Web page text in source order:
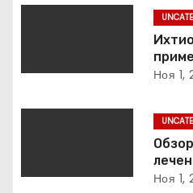
п
и
я
Ноя 1,
Ноя 1,